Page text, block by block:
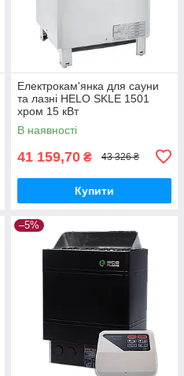
Електрокам'янка для сауни
та лазні HELO SKLE 1501
хром 15 кВт
В наявності
41 159,70 ₴ 43 326 ₴
Купити
–5%